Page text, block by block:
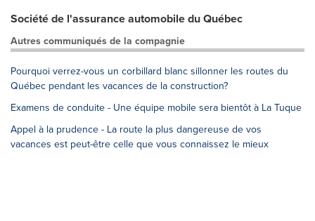
Société de l'assurance automobile du Québec
Autres communiqués de la compagnie
Pourquoi verrez-vous un corbillard blanc sillonner les routes du
Québec pendant les vacances de la construction?
Examens de conduite - Une équipe mobile sera bientôt à La Tuque
Appel à la prudence - La route la plus dangereuse de vos
vacances est peut-être celle que vous connaissez le mieux